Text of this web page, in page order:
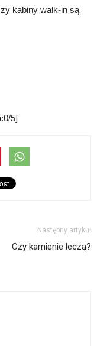
kabiny walk-in są
5]
Następny artykuł
Czy kamienie leczą?